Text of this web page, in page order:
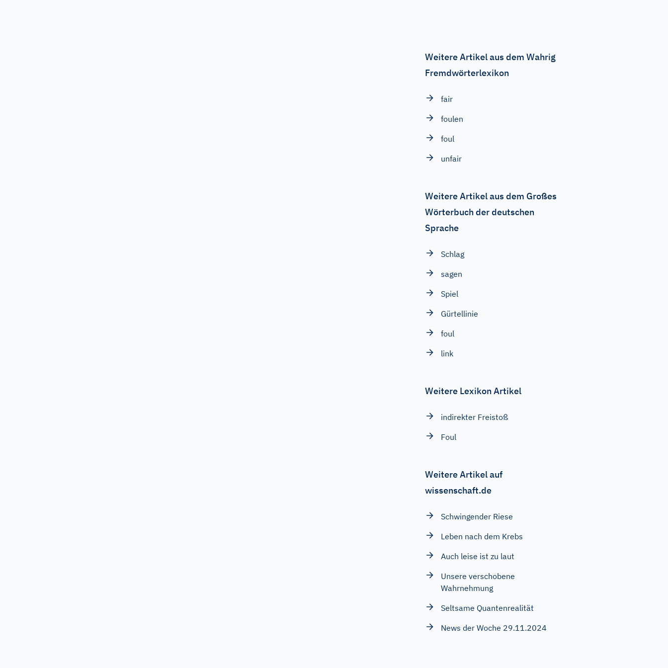
Weitere Artikel aus dem Wahrig
Fremdwörterlexikon
fair
foulen
foul
unfair
Weitere Artikel aus dem Großes
Wörterbuch der deutschen
Sprache
Schlag
sagen
Spiel
Gürtellinie
foul
link
Weitere Lexikon Artikel
indirekter Freistoß
Foul
Weitere Artikel auf
wissenschaft.de
Schwingender Riese
Leben nach dem Krebs
Auch leise ist zu laut
Unsere verschobene
Wahrnehmung
Seltsame Quantenrealität
News der Woche 29.11.2024